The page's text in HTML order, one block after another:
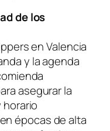
​de los
en Valencia
y la‌ agenda
‌asegurar la⁣
épocas de alta